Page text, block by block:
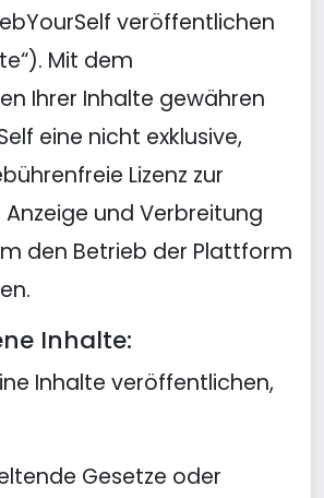
veröffentlichen
Mit dem
Ihrer Inhalte gewähren
eine nicht exklusive,
Lizenz zur
Anzeige und Verbreitung
den Betrieb der Plattform
Inhalte:
Inhalte veröffentlichen,
Gesetze oder